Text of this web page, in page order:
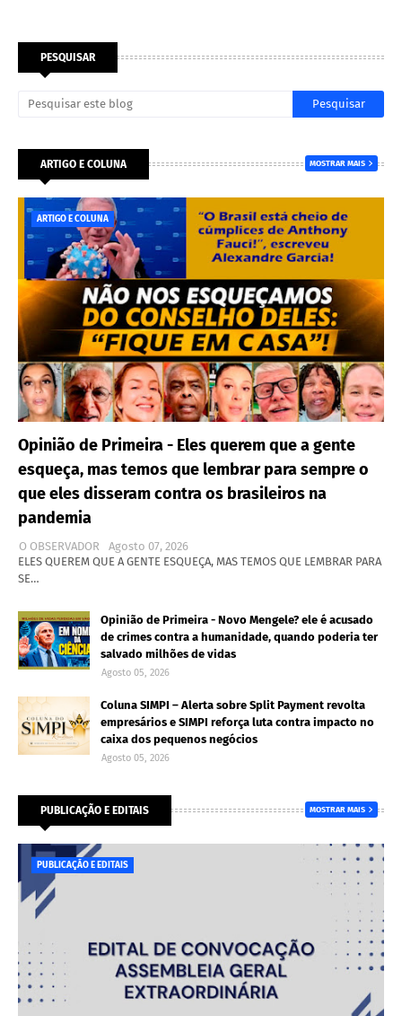
PESQUISAR
ARTIGO E COLUNA MOSTRAR MAIS
ARTIGO E COLUNA
Opinião de Primeira - Eles querem que a gente
esqueça, mas temos que lembrar para sempre o
que eles disseram contra os brasileiros na
pandemia
O OBSERVADOR
Agosto 07, 2026
ELES QUEREM QUE A GENTE ESQUEÇA, MAS TEMOS QUE LEMBRAR PARA
SE…
Opinião de Primeira - Novo Mengele? ele é acusado
de crimes contra a humanidade, quando poderia ter
salvado milhões de vidas
Agosto 05, 2026
Coluna SIMPI – Alerta sobre Split Payment revolta
empresários e SIMPI reforça luta contra impacto no
caixa dos pequenos negócios
Agosto 05, 2026
PUBLICAÇÃO E EDITAIS MOSTRAR MAIS
PUBLICAÇÃO E EDITAIS